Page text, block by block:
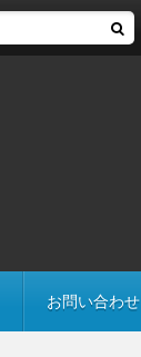
お問い合わせ